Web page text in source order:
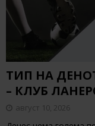
ТИП НА ДЕНОТ
– КЛУБ
август 10, 2026